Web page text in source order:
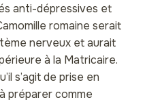
anti-dépressives et
romaine serait
nerveux et aurait
à la Matricaire.
s’agit de prise en
préparer comme